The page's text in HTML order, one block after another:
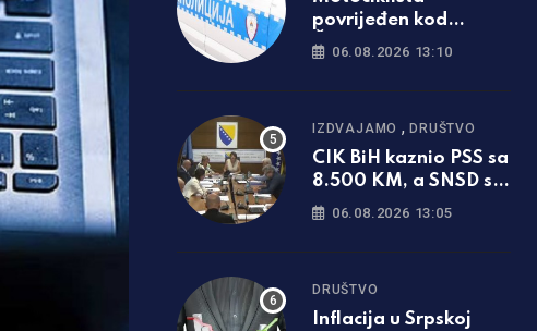
povrijeđen kod
Čelinca, u Banjaluci
i vandalizma
06.08.2026 13:10
IZDVAJAMO ,DRUŠTVO
CIK BiH kaznio PSS sa
8.500 KM, a SNSD sa
6.000 KM: Poznato i
06.08.2026 13:05
DRUŠTVO
Inflacija u Srpskoj